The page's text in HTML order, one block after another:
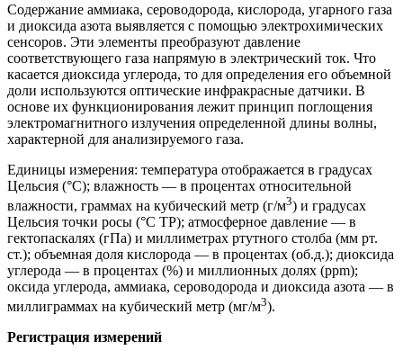
Содержание аммиака, сероводорода, кислорода, угарного газа
и диоксида азота выявляется с помощью электрохимических
сенсоров. Эти элементы преобразуют давление
соответствующего газа напрямую в электрический ток. Что
касается диоксида углерода, то для определения его объемной
доли используются оптические инфракрасные датчики. В
основе их функционирования лежит принцип поглощения
электромагнитного излучения определенной длины волны,
характерной для анализируемого газа.
Единицы измерения: температура отображается в градусах
Цельсия (°C); влажность — в процентах относительной
влажности, граммах на кубический метр (г/м3) и градусах
Цельсия точки росы (°C ТР); атмосферное давление — в
гектопаскалях (гПа) и миллиметрах ртутного столба (мм рт.
ст.); объемная доля кислорода — в процентах (об.д.); диоксида
углерода — в процентах (%) и миллионных долях (ppm);
оксида углерода, аммиака, сероводорода и диоксида азота — в
миллиграммах на кубический метр (мг/м3).
Регистрация измерений